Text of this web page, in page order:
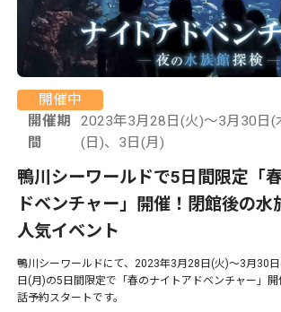
開催中
開催期
間
2023年3月28日(火)～3月30日(
(日)、3日(月)
鴨川シーワールドで5日間限定「
ドベンチャー」開催！閉館後の水
人気イベント
鴨川シーワールドにて、2023年3月28日(火)～3月30
日(月)の5日間限定で「春のナイトアドベンチャー」
話予約スタートです。